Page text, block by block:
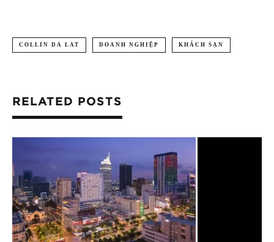
COLLIN DA LAT DOANH NGHIỆP KHÁCH SẠN
RELATED POSTS